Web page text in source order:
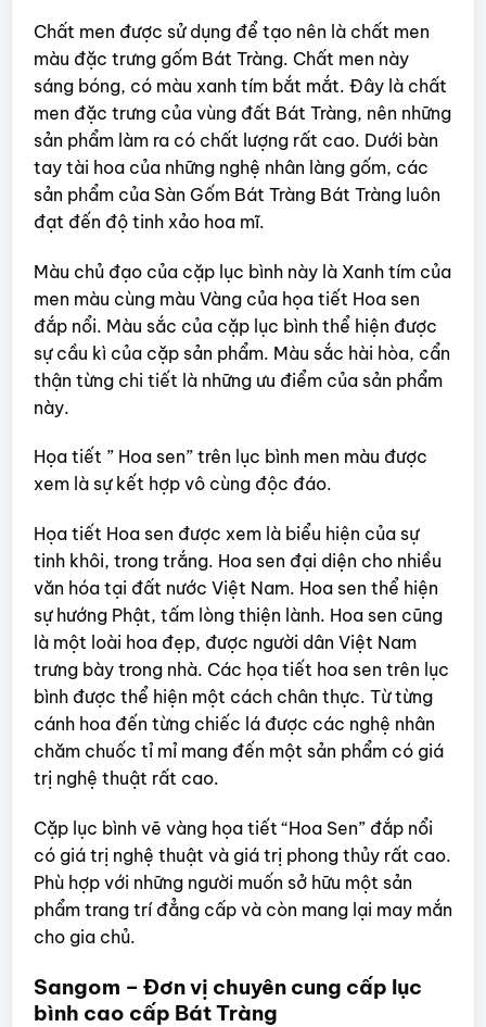
Chất men được sử dụng để tạo nên là chất men
màu đặc trưng gốm Bát Tràng. Chất men này
sáng bóng, có màu xanh tím bắt mắt. Đây là chất
men đặc trưng của vùng đất Bát Tràng, nên những
sản phẩm làm ra có chất lượng rất cao. Dưới bàn
tay tài hoa của những nghệ nhân làng gốm, các
sản phẩm của Sàn Gốm Bát Tràng Bát Tràng luôn
đạt đến độ tinh xảo hoa mĩ.
Màu chủ đạo của cặp lục bình này là Xanh tím của
men màu cùng màu Vàng của họa tiết Hoa sen
đắp nổi. Màu sắc của cặp lục bình thể hiện được
sự cầu kì của cặp sản phẩm. Màu sắc hài hòa, cẩn
thận từng chi tiết là những ưu điểm của sản phẩm
này.
Họa tiết ” Hoa sen” trên lục bình men màu được
xem là sự kết hợp vô cùng độc đáo.
Họa tiết Hoa sen được xem là biểu hiện của sự
tinh khôi, trong trắng. Hoa sen đại diện cho nhiều
văn hóa tại đất nước Việt Nam. Hoa sen thể hiện
sự hướng Phật, tấm lòng thiện lành. Hoa sen cũng
là một loài hoa đẹp, được người dân Việt Nam
trưng bày trong nhà. Các họa tiết hoa sen trên lục
bình được thể hiện một cách chân thực. Từ từng
cánh hoa đến từng chiếc lá được các nghệ nhân
chăm chuốc tỉ mỉ mang đến một sản phẩm có giá
trị nghệ thuật rất cao.
Cặp lục bình vẽ vàng họa tiết “Hoa Sen” đắp nổi
có giá trị nghệ thuật và giá trị phong thủy rất cao.
Phù hợp với những người muốn sở hữu một sản
phẩm trang trí đẳng cấp và còn mang lại may mắn
cho gia chủ.
Sangom – Đơn vị chuyên cung cấp lục
bình cao cấp Bát Tràng